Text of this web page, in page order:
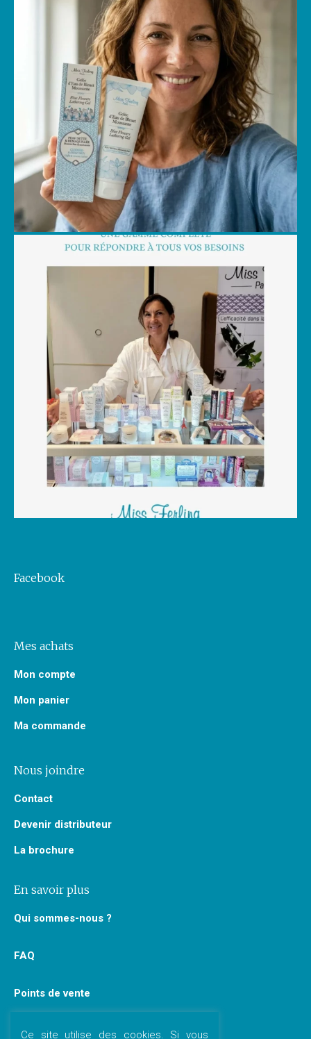
Facebook
Mes achats
Mon compte
Mon panier
Ma commande
Nous joindre
Contact
Devenir distributeur
La brochure
En savoir plus
Qui sommes-nous ?
FAQ
Points de vente
Paroles de pros
Ce site utilise des cookies. Si vous